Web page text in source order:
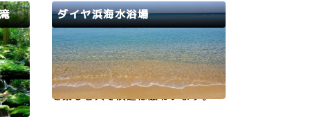
てい
五湖
…
の開設期間は、7月1日(水)～8月3
1日(月)となっています。イルカが
出没する可能性があるため、遊泳…
瓜割
いこ
。瓜
の間
ダイヤ浜海水浴場
【7年ぶり開設！】駐車場やシャワ
ーなど施設も充実しており、海水浴
を楽しむ人で浜辺は賑わいます。2
若狭路 美浜町